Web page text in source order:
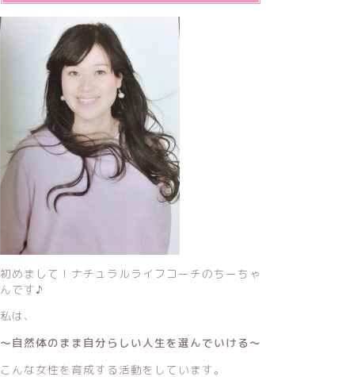
初めまして！ナチュラルライフコーチのちーちゃ
んです♪
私は、
〜自然体のまま自分らしい人生を選んでいける〜
こんな女性を育成する活動をしています。